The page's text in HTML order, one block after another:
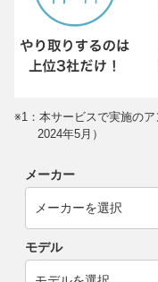
※1：本サービスで実施の
2024年5月）
メーカー
モデル